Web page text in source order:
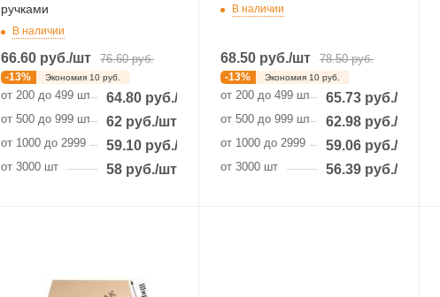
ручками
В наличии
66.60 руб./шт 76.60руб.
-13% Экономия 10 руб.
от 200 до 499 шт 64.80руб./шт
от 500 до 999 шт 62 руб./шт
от 1000 до 2999 шт 59.10руб./шт
от 3000 шт 58 руб./шт
В наличии
68.50 руб./шт 78.50руб.
-13% Экономия 10 руб.
от 200 до 499 шт 65.73руб./шт
от 500 до 999 шт 62.98руб./шт
от 1000 до 2999 шт 59.06руб./шт
от 3000 шт 56.39руб./шт